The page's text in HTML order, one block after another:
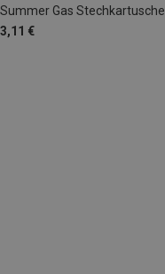
Summer Gas Stechkartusche
3,11 €